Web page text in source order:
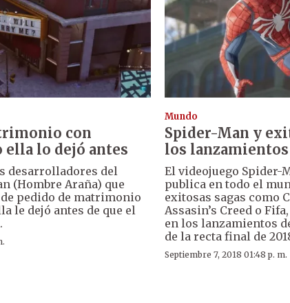
con
ella lo dejó antes
desarrolladores del
(Hombre Araña) que
pedido de matrimonio
le dejó antes de que el
Mundo
Spider-Man y
los
El videojuego Spider-
publica en todo el
exitosas sagas como
Assasin’s Creed o
en los lanzamientos
de la recta final de
Septiembre 7, 2018 01:48 p. m.